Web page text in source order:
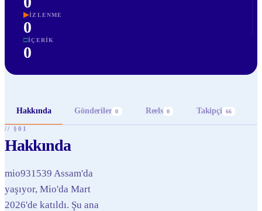
▶İZLENME
0
□İÇERIK
0
Hakkında Gönderiler 0 Reels 0 Takipçi 66
// §01
Hakkında
mio931539 Assam'da
yaşıyor, Mio'da Mart
2026'de katıldı. Şu ana